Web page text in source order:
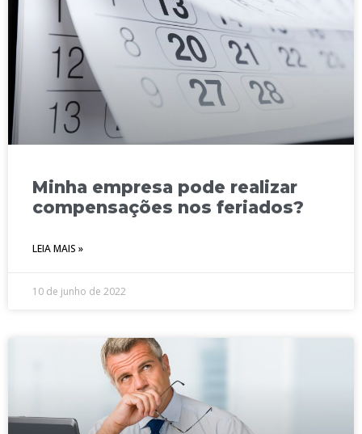
Minha empresa pode realizar
compensações nos feriados?
LEIA MAIS »
10 de junho de 2022